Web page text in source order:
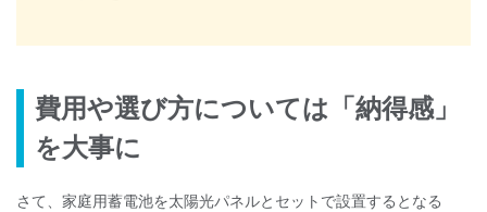
費用や選び方については「納得感」
を大事に
さて、家庭用蓄電池を太陽光パネルとセットで設置するとなる